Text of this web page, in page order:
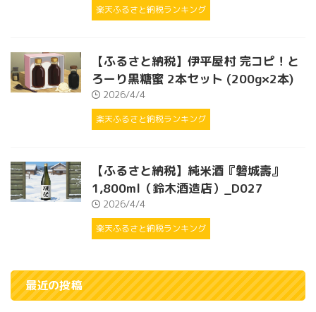
楽天ふるさと納税ランキング
【ふるさと納税】伊平屋村 完コピ！と
ろーり黒糖蜜 2本セット (200g×2本)
2026/4/4
楽天ふるさと納税ランキング
【ふるさと納税】純米酒『磐城壽』
1,800ml（鈴木酒造店）_D027
2026/4/4
楽天ふるさと納税ランキング
最近の投稿